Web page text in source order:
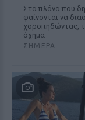
Στα πλάνα που
φαίνονται να
χοροπηδώντας,
όχημα
ΣΉΜΕΡΑ